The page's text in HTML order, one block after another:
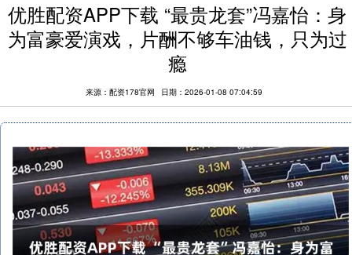
优胜配资APP下载 “最贵龙套”冯嘉怡：身
为富豪爱演戏，片酬不够车油钱，只为过
瘾
来源：配资178官网 日期：2026-01-08 07:04:59